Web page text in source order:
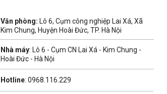
Văn phòng: Lô 6, Cụm công nghiệp Lai Xá, Xã
Kim Chung, Huyện Hoài Đức, TP. Hà Nội
Nhà máy: Lô 6 - Cụm CN Lai Xá - Kim Chung -
Hoài Đức - Hà Nội
Hotline: 0968.116.229